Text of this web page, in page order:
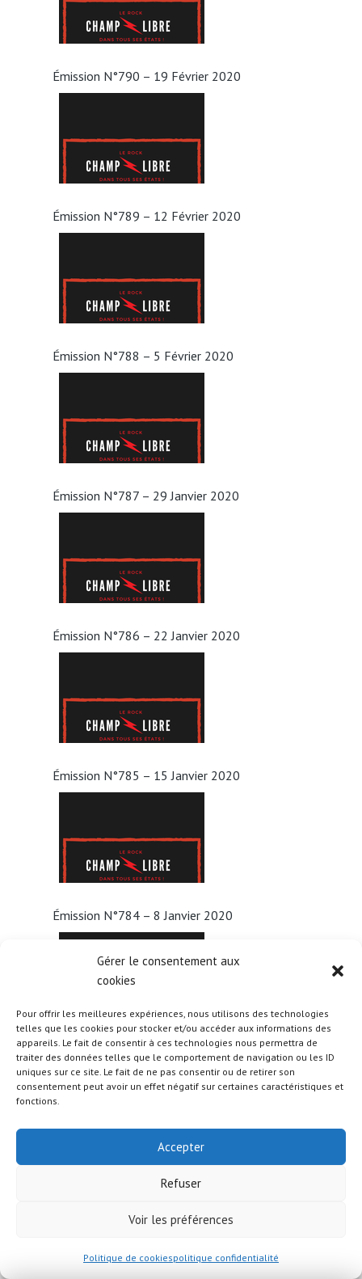
Gérer le consentement aux
cookies
Pour offrir les meilleures expériences, nous utilisons des technologies
telles que les cookies pour stocker et/ou accéder aux informations des
appareils. Le fait de consentir à ces technologies nous permettra de
traiter des données telles que le comportement de navigation ou les ID
uniques sur ce site. Le fait de ne pas consentir ou de retirer son
consentement peut avoir un effet négatif sur certaines caractéristiques et
fonctions.
Accepter
Refuser
Voir les préférences
Politique de cookiespolitique confidentialité
Émission N°790 – 19 Février 2020
Émission N°789 – 12 Février 2020
Émission N°788 – 5 Février 2020
Émission N°787 – 29 Janvier 2020
Émission N°786 – 22 Janvier 2020
Émission N°785 – 15 Janvier 2020
Émission N°784 – 8 Janvier 2020
Émission N°783 – 18 Décembre 2019